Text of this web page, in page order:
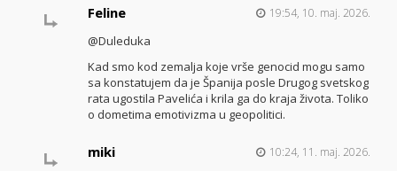
Feline 19:54, 10. maj. 2026.
@Duleduka
Kad smo kod zemalja koje vrše genocid mogu samo
sa konstatujem da je Španija posle Drugog svetskog
rata ugostila Pavelića i krila ga do kraja života. Toliko
o dometima emotivizma u geopolitici.
miki 10:24, 11. maj. 2026.